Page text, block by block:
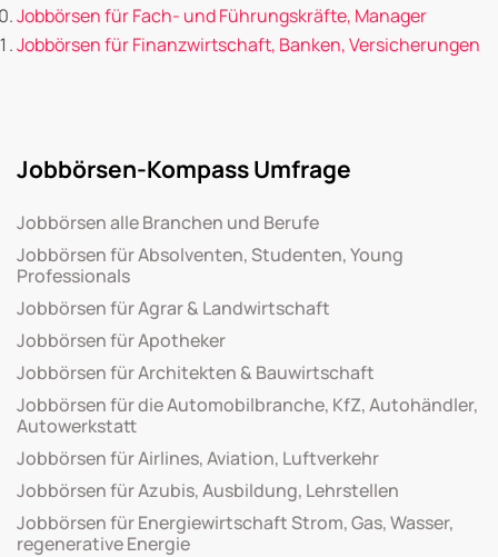
Jobbörsen für Fach- und Führungskräfte, Manager
Jobbörsen für Finanzwirtschaft, Banken, Versicherungen
Jobbörsen-Kompass Umfrage
Jobbörsen alle Branchen und Berufe
Jobbörsen für Absolventen, Studenten, Young
Professionals
Jobbörsen für Agrar & Landwirtschaft
Jobbörsen für Apotheker
Jobbörsen für Architekten & Bauwirtschaft
Jobbörsen für die Automobilbranche, KfZ, Autohändler,
Autowerkstatt
Jobbörsen für Airlines, Aviation, Luftverkehr
Jobbörsen für Azubis, Ausbildung, Lehrstellen
Jobbörsen für Energiewirtschaft Strom, Gas, Wasser,
regenerative Energie